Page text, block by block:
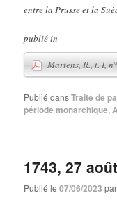
entre la Prusse et la
publié in
Publié dansTraité de
période monarchique,
1743, 27
Publié le07/06/2023 par